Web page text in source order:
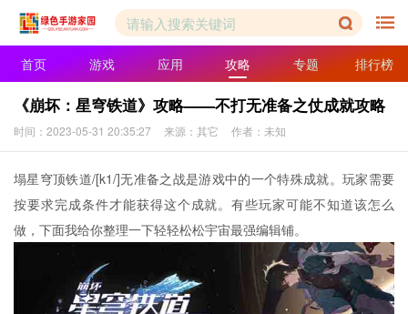
首页 游戏 应用 攻略 专题 排行榜
《崩坏：星穹铁道》攻略——不打无准备之仗成就攻略
时间：2023-05-31 20:35:27 来源：其它 作者：未知
塌星穹顶铁道/[k1/]无准备之战是游戏中的一个特殊成就。玩家需要
按要求完成条件才能获得这个成就。有些玩家可能不知道该怎么
做，下面我给你整理一下轻轻松松宇宙最强编辑铺。